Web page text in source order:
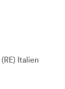
RE Italien